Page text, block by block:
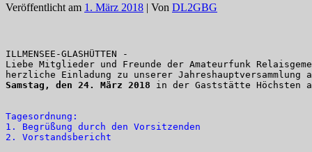
Veröffentlicht am 1. März 2018 | Von DL2GBG
ILLMENSEE-GLASHÜTTEN -
Liebe Mitglieder und Freunde der Amateurfunk
Samstag, den 24. März 2018 in der Gaststätte Höchsten
Tagesordnung:
1. Begrüßung durch den Vorsitzenden
2. Vorstandsbericht